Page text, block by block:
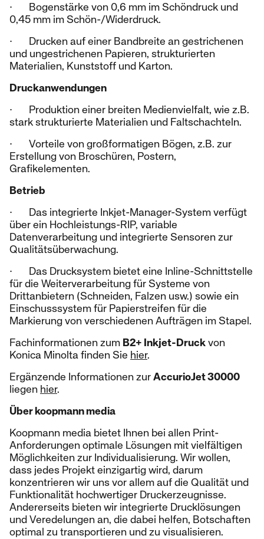
· Bogenstärke von 0,6 mm im Schöndruck und
0,45 mm im Schön-/Widerdruck.
· Drucken auf einer Bandbreite an gestrichenen
und ungestrichenen Papieren, strukturierten
Materialien, Kunststoff und Karton.
Druckanwendungen
· Produktion einer breiten Medienvielfalt, wie z.B.
stark strukturierte Materialien und Faltschachteln.
· Vorteile von großformatigen Bögen, z.B. zur
Erstellung von Broschüren, Postern,
Grafikelementen.
Betrieb
· Das integrierte Inkjet-Manager-System verfügt
über ein Hochleistungs-RIP, variable
Datenverarbeitung und integrierte Sensoren zur
Qualitätsüberwachung.
· Das Drucksystem bietet eine Inline-Schnittstelle
für die Weiterverarbeitung für Systeme von
Drittanbietern (Schneiden, Falzen usw.) sowie ein
Einschusssystem für Papierstreifen für die
Markierung von verschiedenen Aufträgen im Stapel.
Fachinformationen zum B2+ Inkjet-Druckvon
Konica Minolta finden Sie hier.
Ergänzende Informationen zurAccurioJet 30000
liegen hier.
Über koopmann media
Koopmann media bietet Ihnen bei allen Print-
Anforderungen optimale Lösungen mit vielfältigen
Möglichkeiten zur Individualisierung. Wir wollen,
dass jedes Projekt einzigartig wird, darum
konzentrieren wir uns vor allem auf die Qualität und
Funktionalität hochwertiger Druckerzeugnisse.
Andererseits bieten wir integrierte Drucklösungen
und Veredelungen an, die dabei helfen, Botschaften
optimal zu transportieren und zu visualisieren.